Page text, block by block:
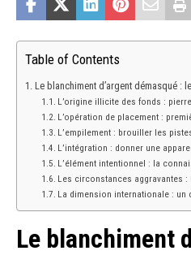
Table of Contents
Le blanchiment d’argent démasqué :
L’origine illicite des fonds :
L’opération de placement :
L’empilement : brouiller les
L’intégration : donner une
L’élément intentionnel : la
Les circonstances aggravantes
La dimension internationale : un
Le blanchiment